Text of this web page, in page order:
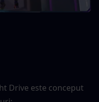
Drive este conceput